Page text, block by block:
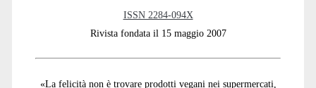
ISSN 2284-094X
Rivista fondata il 15 maggio 2007
«La felicità non è trovare prodotti vegani nei supermercati,